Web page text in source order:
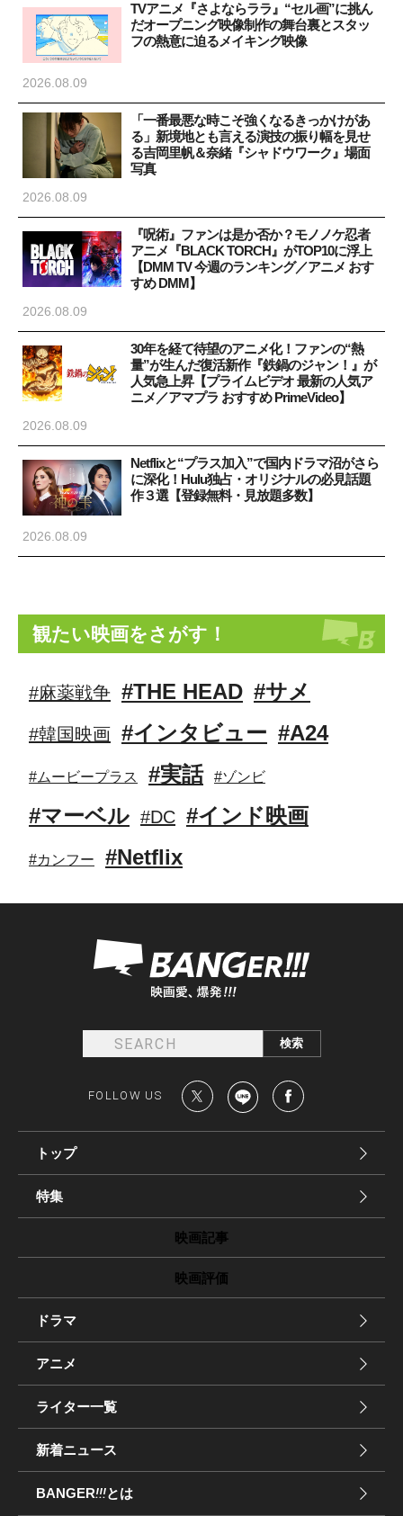
TVアニメ『さよならララ』“セル画”に挑ん
だオープニング映像制作の舞台裏とスタッ
フの熱意に迫るメイキング映像
2026.08.09
「一番最悪な時こそ強くなるきっかけがあ
る」新境地とも言える演技の振り幅を見せ
る吉岡里帆＆奈緒『シャドウワーク』場面
写真
2026.08.09
『呪術』ファンは是か否か？モノノケ忍者
アニメ『BLACK TORCH』がTOP10に浮上
【DMM TV 今週のランキング／アニメ おす
すめ DMM】
2026.08.09
30年を経て待望のアニメ化！ファンの“熱
量”が生んだ復活新作『鉄鍋のジャン！』が
人気急上昇【プライムビデオ 最新の人気ア
ニメ／アマプラ おすすめ PrimeVideo】
2026.08.09
Netflixと“プラス加入”で国内ドラマ沼がさら
に深化！Hulu独占・オリジナルの必見話題
作３選【登録無料・見放題多数】
2026.08.09
観たい映画をさがす！
#麻薬戦争 #THE HEAD #サメ
#韓国映画 #インタビュー #A24
#ムービープラス #実話 #ゾンビ
#マーベル #DC #インド映画
#カンフー #Netflix
FOLLOW US
トップ
特集
映画記事
映画評価
ドラマ
アニメ
ライター一覧
新着ニュース
BANGER!!!とは